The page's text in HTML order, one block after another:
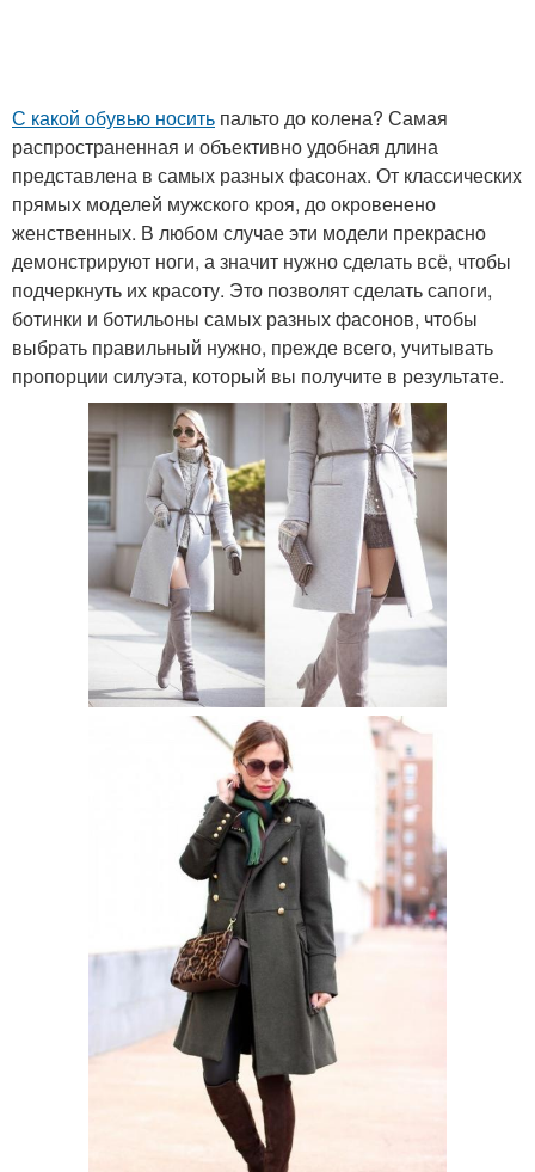
С какой обувью носить пальто до колена? Самая
распространенная и объективно удобная длина
представлена в самых разных фасонах. От классических
прямых моделей мужского кроя, до окровенено
женственных. В любом случае эти модели прекрасно
демонстрируют ноги, а значит нужно сделать всё, чтобы
подчеркнуть их красоту. Это позволят сделать сапоги,
ботинки и ботильоны самых разных фасонов, чтобы
выбрать правильный нужно, прежде всего, учитывать
пропорции силуэта, который вы получите в результате.